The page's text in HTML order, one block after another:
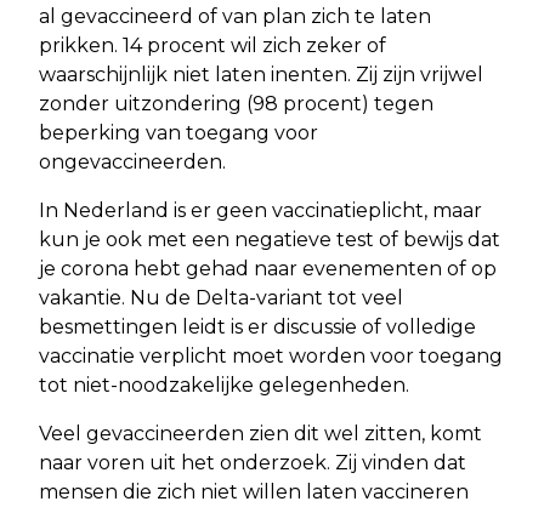
al gevaccineerd of van plan zich te laten
prikken. 14 procent wil zich zeker of
waarschijnlijk niet laten inenten. Zij zijn vrijwel
zonder uitzondering (98 procent) tegen
beperking van toegang voor
ongevaccineerden.
In Nederland is er geen vaccinatieplicht, maar
kun je ook met een negatieve test of bewijs dat
je corona hebt gehad naar evenementen of op
vakantie. Nu de Delta-variant tot veel
besmettingen leidt is er discussie of volledige
vaccinatie verplicht moet worden voor toegang
tot niet-noodzakelijke gelegenheden.
Veel gevaccineerden zien dit wel zitten, komt
naar voren uit het onderzoek. Zij vinden dat
mensen die zich niet willen laten vaccineren